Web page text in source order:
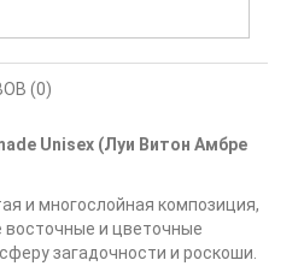
(0)
Unisex (Луи Витон Амбре
и многослойная композиция,
восточные и цветочные
загадочности и роскоши.